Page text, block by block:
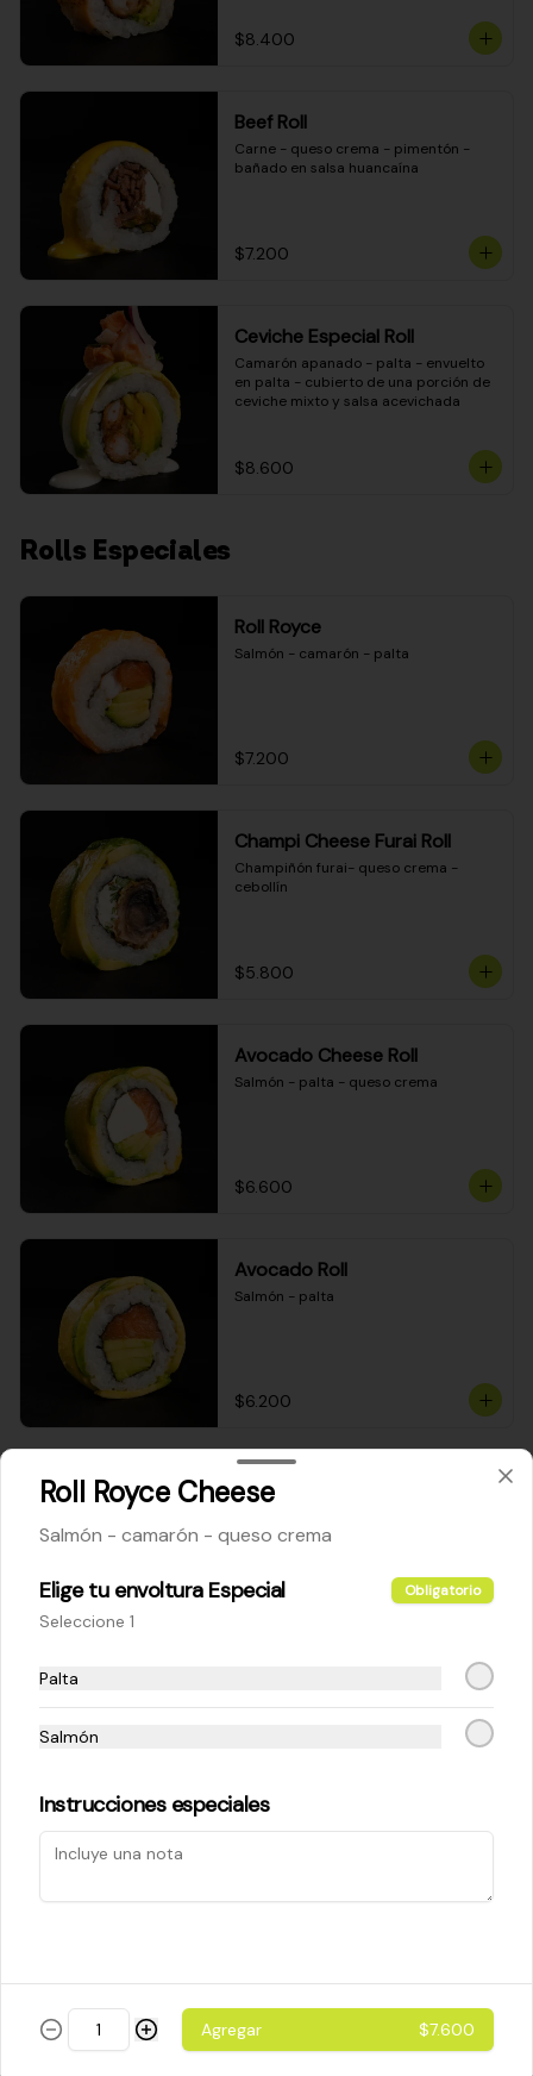
$8.400
Beef Roll
Carne - queso crema - pimentón -
bañado en salsa huancaína
$7.200
Ceviche Especial Roll
Camarón apanado - palta - envuelto
en palta - cubierto de una porción de
ceviche mixto y salsa acevichada
$8.600
Rolls Especiales
Roll Royce
Salmón - camarón - palta
$7.200
Champi Cheese Furai Roll
Champiñón furai- queso crema -
cebollín
$5.800
Avocado Cheese Roll
Salmón - palta - queso crema
$6.600
Avocado Roll
Salmón - palta
$6.200
Maki Cheese Roll
$5.200
$5.800
Roll Royce Cheese
Salmón - camarón - queso crema
Elige tu envoltura Especial Obligatorio
Seleccione 1
Palta
Salmón
Instrucciones especiales
Agregar $7.600